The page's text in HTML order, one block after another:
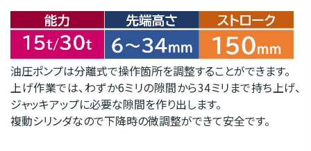
油圧ポンプは分離式で操作箇所を調整することができます。
上げ作業では、わずか6ミリの隙間から34ミリまで持ち上げ、
ジャッキアップに必要な隙間を作り出します。
複動シリンダなので下降時の微調整ができて安全です。